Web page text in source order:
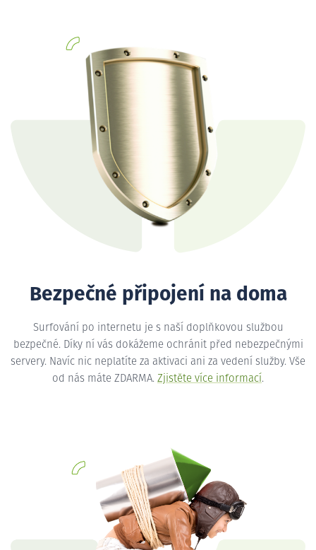
Bezpečné připojení na doma
Surfování po internetu je s naší doplňkovou službou
bezpečné. Díky ní vás dokážeme ochránit před nebezpečnými
servery. Navíc nic neplatíte za aktivaci ani za vedení služby. Vše
od nás máte ZDARMA. Zjistěte více informací.